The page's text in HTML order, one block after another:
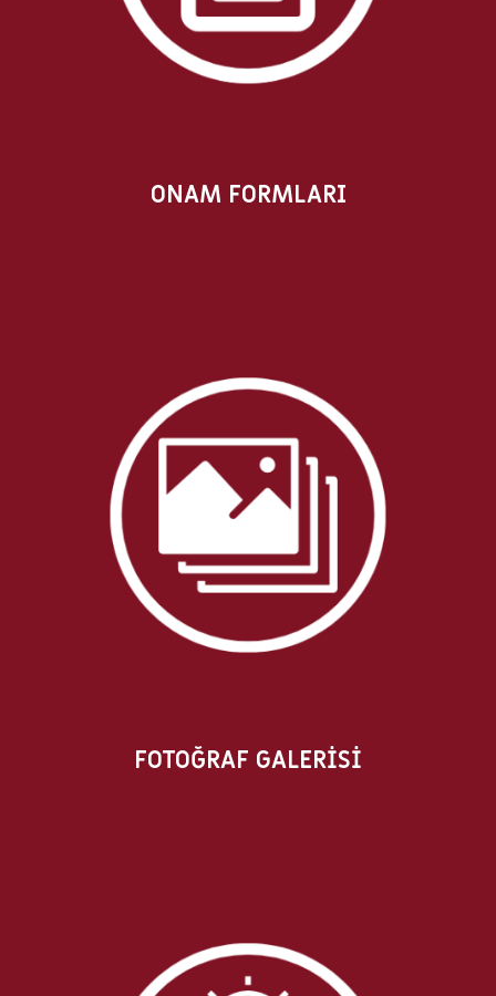
ONAM FORMLARI
FOTOĞRAF GALERİSİ